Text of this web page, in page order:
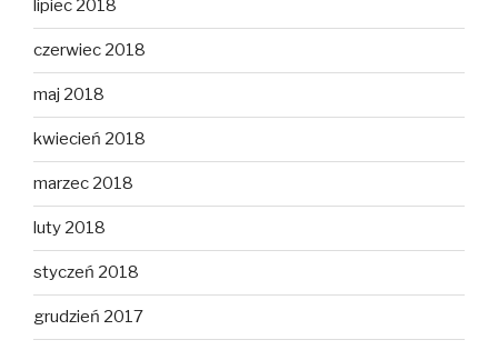
lipiec 2018
czerwiec 2018
maj 2018
kwiecień 2018
marzec 2018
luty 2018
styczeń 2018
grudzień 2017